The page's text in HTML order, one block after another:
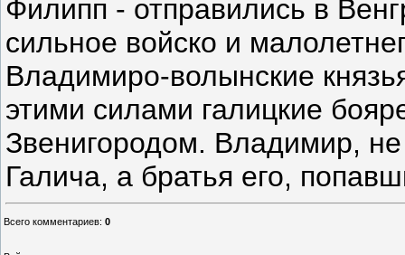
Филипп - отправились в
сильное войско и
Владимиро-волынские
этими силами галицкие
Звенигородом. Владимир,
Галича, а братья его,
Всего комментариев: 0